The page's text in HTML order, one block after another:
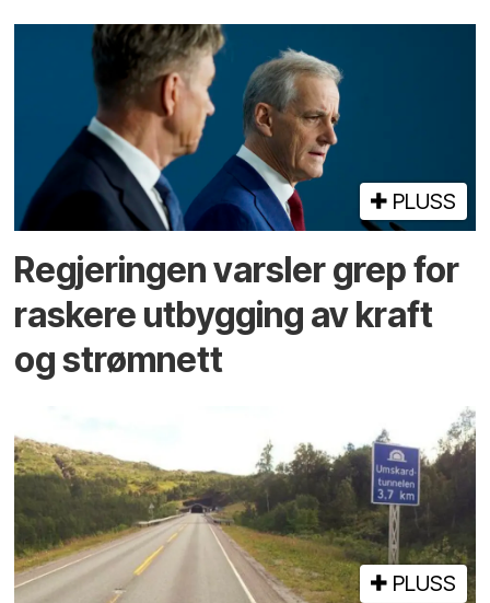
PLUSS
Regjeringen varsler grep for
raskere utbygging av kraft
og strømnett
PLUSS